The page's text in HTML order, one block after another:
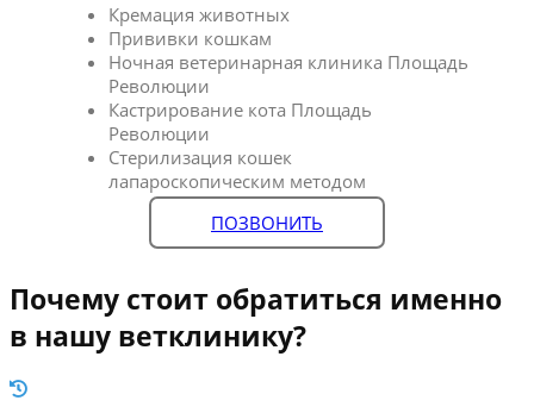
Кремация животных
Прививки кошкам
Ночная ветеринарная клиника Площадь
Революции
Кастрирование кота Площадь
Революции
Стерилизация кошек
лапароскопическим методом
ПОЗВОНИТЬ
Почему стоит обратиться именно
в нашу ветклинику?